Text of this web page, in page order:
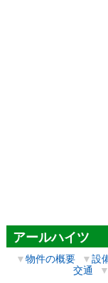
アールハイツ
▼物件の概要 ▼設
交通
▼